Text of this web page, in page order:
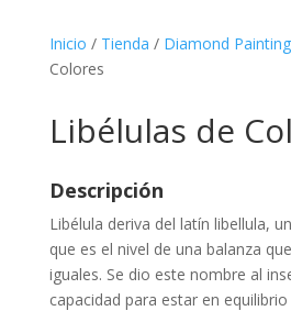
Inicio / Tienda / Diamond Painting
Colores
Libélulas de
Descripción
Libélula deriva del latín libellula,
que es el nivel de una balanza
iguales. Se dio este nombre al
capacidad para estar en